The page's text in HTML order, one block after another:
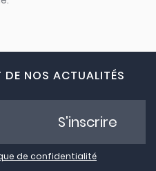
DE NOS ACTUALITÉS
de confidentialité
S'inscrire